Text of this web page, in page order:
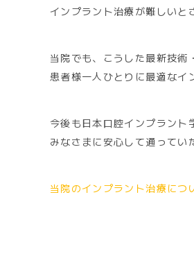
インプラント治療が難しいと
当院でも、こうした最新技術
患者様一人ひとりに最適なイ
今後も日本口腔インプラント
みなさまに安心して通ってい
当院のインプラント治療につ